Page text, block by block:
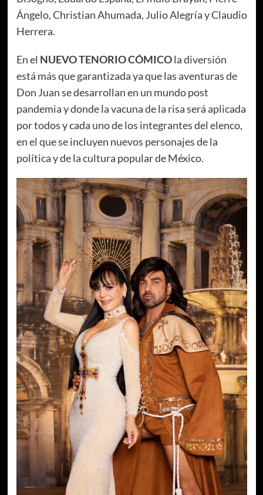
Ángelo, Christian Ahumada, Julio Alegría y Claudio
Herrera.
En el NUEVO TENORIO CÓMICOla diversión
está más que garantizada ya que las aventuras de
Don Juan se desarrollan en un mundo post
pandemia y donde la vacuna de la risa será aplicada
por todos y cada uno de los integrantes del elenco,
en el que se incluyen nuevos personajes de la
política y de la cultura popular de México.